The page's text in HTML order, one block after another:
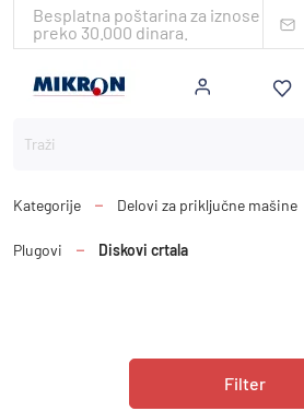
Besplatna poštarina za iznose
preko 30.000 dinara.
Kategorije Delovi za priključne mašine
Plugovi Diskovi crtala
Filter